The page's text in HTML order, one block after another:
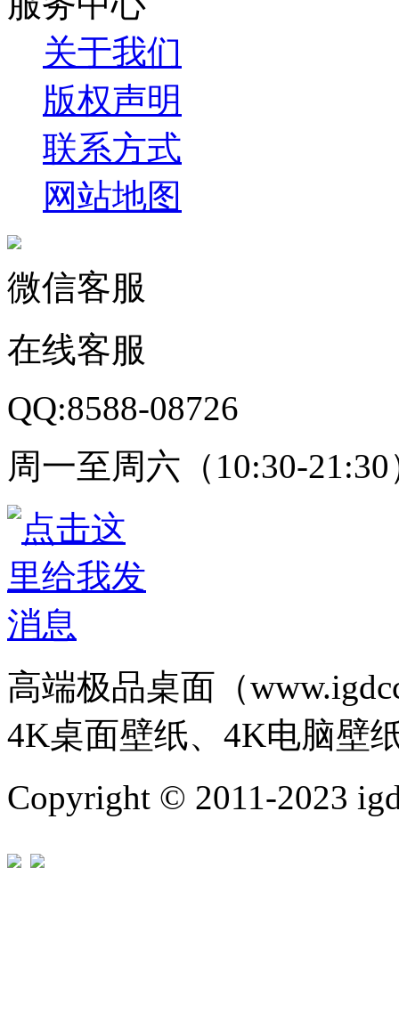
关于我们
版权声明
联系方式
网站地图
微信客服
在线客服
QQ:8588-08726
周一至周六（10:30-21:30
高端极品桌面（
4K桌面壁纸、4K电脑壁
Copyright © 2011-2023